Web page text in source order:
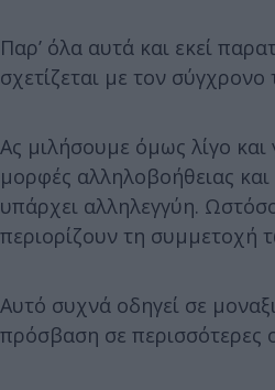
Παρ’ όλα αυτά και εκεί
σχετίζεται με τον
Ας μιλήσουμε όμως λίγο
μορφές αλληλοβοήθειας
υπάρχει αλληλεγγύη.
περιορίζουν τη συμμετοχή
Αυτό συχνά οδηγεί σε
πρόσβαση σε περισσότερες